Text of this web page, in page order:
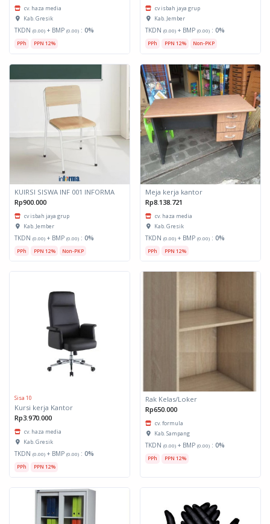
cv. haza media
Kab. Gresik
TKDN (0.00) + BMP (0.00) : 0%
PPh PPN 12%
cv isbah jaya grup
Kab. Jember
TKDN (0.00) + BMP (0.00) : 0%
PPh PPN 12% Non-PKP
KUIRSI SISWA INF 001 INFORMA
Rp900.000
cv isbah jaya grup
Kab. Jember
TKDN (0.00) + BMP (0.00) : 0%
PPh PPN 12% Non-PKP
Meja kerja kantor
Rp8.138.721
cv. haza media
Kab. Gresik
TKDN (0.00) + BMP (0.00) : 0%
PPh PPN 12%
Sisa 10
Kursi kerja Kantor
Rp3.970.000
cv. haza media
Kab. Gresik
TKDN (0.00) + BMP (0.00) : 0%
PPh PPN 12%
Rak Kelas/Loker
Rp650.000
cv. formula
Kab. Sampang
TKDN (0.00) + BMP (0.00) : 0%
PPh PPN 12%